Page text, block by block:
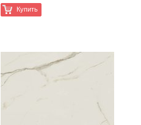
Купить